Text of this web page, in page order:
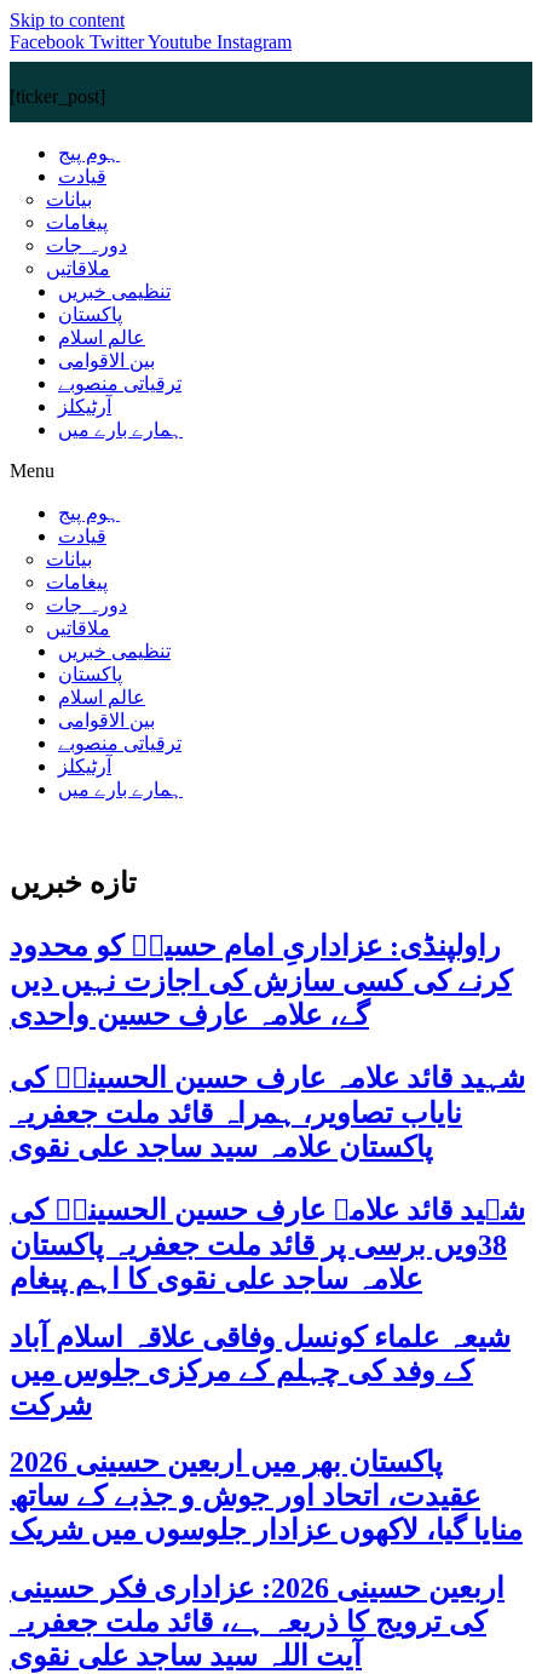
Skip to content
Facebook TwitterYoutube Instagram
[ticker_post]
ہوم پیج
قیادت
بیانات
پیغامات
دورہ جات
ملاقاتیں
تنظیمی خبریں
پاکستان
عالم اسلام
بین الاقوامی
ترقیاتی منصوبے
آرٹیکلز
ہمارے بارے میں
Menu
ہوم پیج
قیادت
بیانات
پیغامات
دورہ جات
ملاقاتیں
تنظیمی خبریں
پاکستان
عالم اسلام
بین الاقوامی
ترقیاتی منصوبے
آرٹیکلز
ہمارے بارے میں
تازه خبریں
راولپنڈی: عزاداریِ امام حسینؑ کو محدود
کرنے کی کسی سازش کی اجازت نہیں دیں
گے، علامہ عارف حسین واحدی
شہید قائد علامہ عارف حسین الحسینیؒ کی
نایاب تصاویر، ہمراہ قائد ملت جعفریہ
پاکستان علامہ سید ساجد علی نقوی
شہید قائد علامہ عارف حسین الحسینیؒ کی
38ویں برسی پر قائد ملت جعفریہ پاکستان
علامہ ساجد علی نقوی کا اہم پیغام
شیعہ علماء کونسل وفاقی علاقہ اسلام آباد
کے وفد کی چہلم کے مرکزی جلوس میں
شرکت
پاکستان بھر میں اربعین حسینی 2026
عقیدت، اتحاد اور جوش و جذبے کے ساتھ
منایا گیا، لاکھوں عزادار جلوسوں میں شریک
اربعین حسینی 2026: عزاداری فکر حسینی
کی ترویج کا ذریعہ ہے، قائد ملت جعفریہ
آیت اللہ سید ساجد علی نقوی